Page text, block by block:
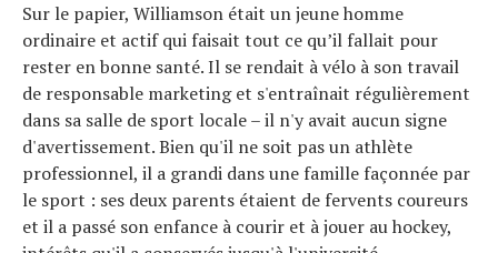
Sur le papier, Williamson était un jeune homme
ordinaire et actif qui faisait tout ce qu’il fallait pour
rester en bonne santé. Il se rendait à vélo à son travail
de responsable marketing et s'entraînait régulièrement
dans sa salle de sport locale – il n'y avait aucun signe
d'avertissement. Bien qu'il ne soit pas un athlète
professionnel, il a grandi dans une famille façonnée par
le sport : ses deux parents étaient de fervents coureurs
et il a passé son enfance à courir et à jouer au hockey,